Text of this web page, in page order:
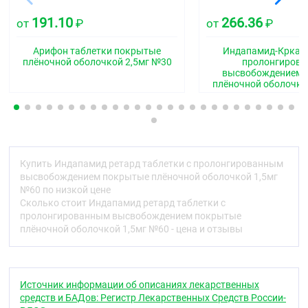
Гипотензивное средство (диуретик,
вазодилататор). По фармакологическим
свойствам близок к тиазидным диуретикам
(нарушение реабсорбции ионов натрия в
кортикальном сегменте петли Генле). Увеличивает
выделение с мочой ионов натрия, хлора и, в
способностью селективно блокировать
«медленные» кальциевые каналы, повышает
периферическое сосудистое сопротивление.
Способствует уменьшению гипертрофии левого
желудочка сердца. Не влияет на содержание
липидов в плазме крови (триглицеридов,
липопротеинов низкой плотности, липопротеинов
высокой плотности); не влияет на углеводный
обмен (в том числе у больных с сахарным
стимулирует синтез простагландина Е2, снижает
продукцию свободных и стабильных кислородных
радикалов.
от 191.10 ₽
Арифон таблетки покрытые
плёночной оболочкой 2,5мг №30
от 266.36 ₽
Индапамид-Крка
высвобождением
плёночной
Купить Индапамид ретард таблетки с пролонгированным
высвобождением покрытые плёночной оболочкой 1,5мг
№60 по низкой цене
Сколько стоит Индапамид ретард таблетки с
пролонгированным высвобождением покрытые
плёночной оболочкой 1,5мг №60 - цена и отзывы
Источник информации об описаниях лекарственных
средств и БАДов: Регистр Лекарственных Средств России-